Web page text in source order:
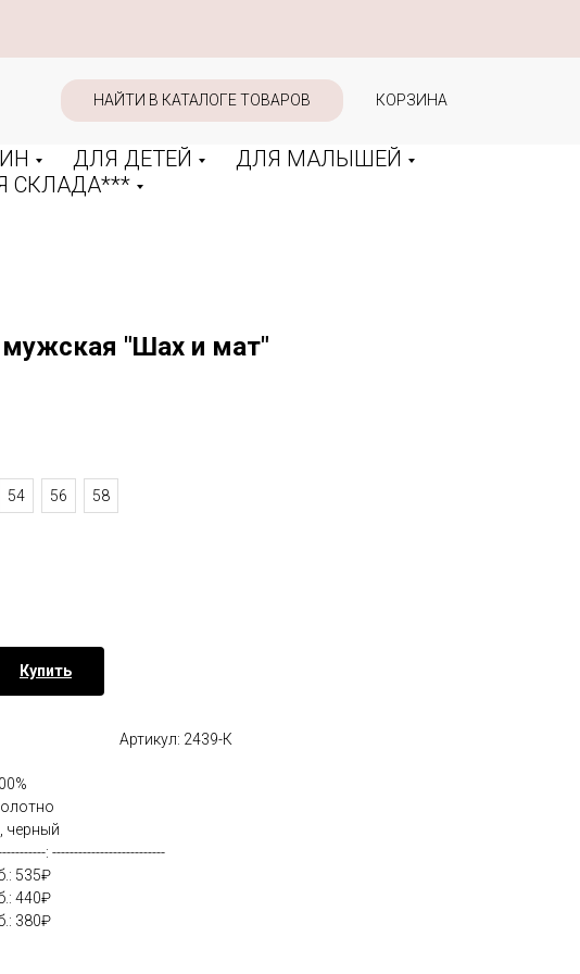
НАЙТИ В КАТАЛОГЕ ТОВАРОВ КОРЗИНА
ДЛЯ ДЕТЕЙ
ДЛЯ МАЛЫШЕЙ
СКЛАДА***
"Шах и мат"
54 56 58
Купить
Артикул: 2439-К
черный
: --------------------------
535₽
440₽
380₽